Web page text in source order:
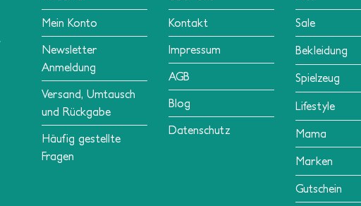
Mein Konto
Newsletter
Anmeldung
Versand, Umtausch
und Rückgabe
Häufig gestellte
Fragen
Kontakt
Impressum
AGB
Blog
Datenschutz
Sale
Bekleidung
Spielzeug
Lifestyle
Mama
Marken
Gutschein